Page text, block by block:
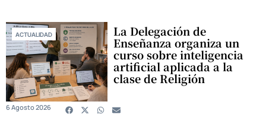
ACTUALIDAD La Delegación de
Enseñanza organiza un
curso sobre inteligencia
artificial aplicada a la
clase de Religión
6 Agosto 2026